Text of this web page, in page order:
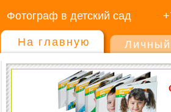
Фотограф в детский сад
На главную Личный